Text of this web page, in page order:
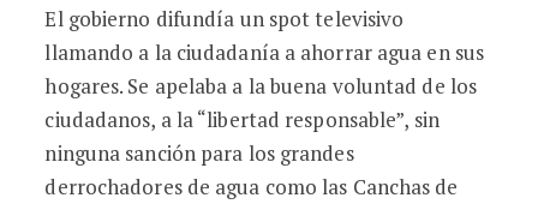
El gobierno difundía un spot televisivo
llamando a la ciudadanía a ahorrar agua en sus
hogares. Se apelaba a la buena voluntad de los
ciudadanos, a la “libertad responsable”, sin
ninguna sanción para los grandes
derrochadores de agua como las Canchas de